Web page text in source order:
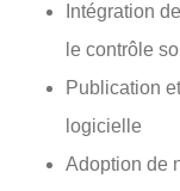
Intégration
le contrôle
Publication
logicielle
Adoption de